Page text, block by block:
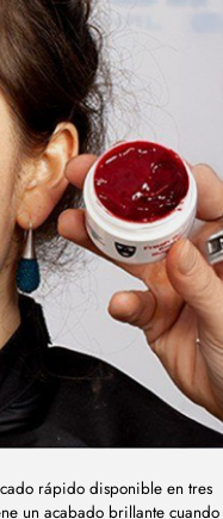
rápido disponible en tres
un acabado brillante cuando